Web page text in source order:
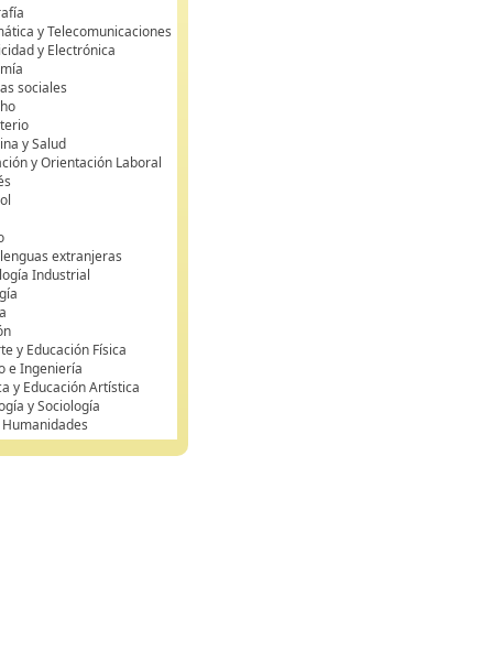
y Telecomunicaciones
y Electrónica
sociales
y Salud
y Orientación Laboral
extranjeras
Industrial
y Educación Física
e Ingeniería
y Educación Artística
y Sociología